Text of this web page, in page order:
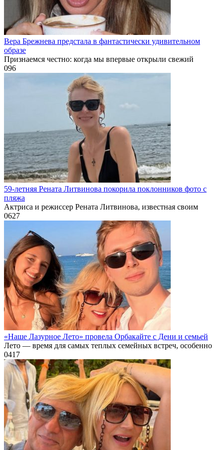
Вера Брежнева предстала в фантастически удивительном
образе
Признаемся честно: когда мы впервые открыли свежий
096
59-летняя Рената Литвинова покорила поклонников фото с
пляжа
Актриса и режиссер Рената Литвинова, известная своим
0627
«Наше Лазурное Лето» провела Орбакайте с Дени и семьей
Лето — время для самых теплых семейных встреч, особенно
0417